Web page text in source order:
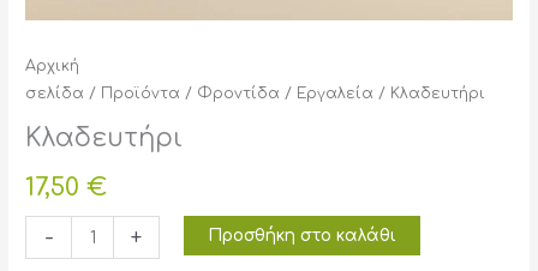
Αρχική
σελίδα / Προϊόντα / Φροντίδα / Εργαλεία / Κλαδευτήρι
Κλαδευτήρι
17,50€
-
Κλαδευτήρι
ποσότητα
+ Προσθήκη στο καλάθι